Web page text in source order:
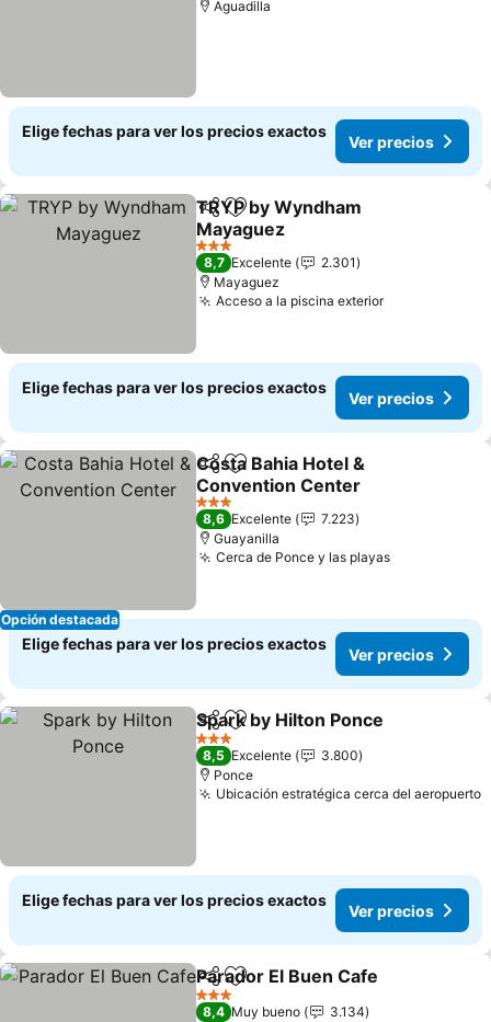
Aguadilla
Elige fechas para ver los precios exactos
Ver precios
CompartirAgregar a favoritos
TRYP by Wyndham
Mayaguez
Ver precios
3 Estrellas
8,7 Excelente
2.301
Mayaguez
Acceso a la piscina exteriorVer precios
Elige fechas para ver los precios exactos
Ver precios
Opción destacada
CompartirAgregar a favoritos
Costa Bahia Hotel &
Convention Center
Ver precios
3 Estrellas
8,6 Excelente
7.223
Guayanilla
Cerca de Ponce y las playasVer precios
Elige fechas para ver los precios exactos
Ver precios
CompartirAgregar a favoritos
Spark by Hilton Ponce
3 Estrellas
8,5 Excelente
3.800
Ponce
Ubicación estratégica cerca del aeropuerto
Elige fechas para ver los precios exactos
Ver precios
CompartirAgregar a favoritos
Parador El Buen Cafe
3 Estrellas
8,4 Muy bueno
3.134